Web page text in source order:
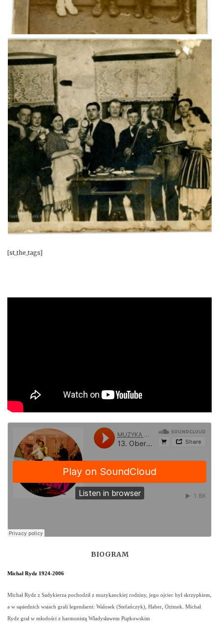
[st_the_tags]
BIOGRAM
Michał Rydz 1924-2006
Michał Rydz z Sadykierza pochodził z muzykanckiej rodziny, jego ojciec był skrzypkiem,
a w sąsiednich wsiach grali legendarni: Walosek (Stefańczyk), Haber, Ozimek. Michał
Rydz grał w młodości z harmonistą Władysławem Piątkowskim